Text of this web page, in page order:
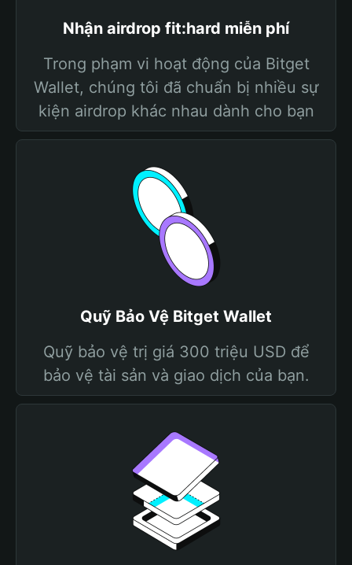
Nhận airdrop fit:hard miễn phí
Trong phạm vi hoạt động của Bitget
Wallet, chúng tôi đã chuẩn bị nhiều sự
kiện airdrop khác nhau dành cho bạn
Quỹ Bảo Vệ Bitget Wallet
Quỹ bảo vệ trị giá 300 triệu USD để
bảo vệ tài sản và giao dịch của bạn.